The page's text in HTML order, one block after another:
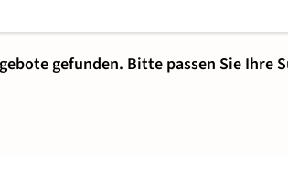
gefunden. Bitte passen Sie Ihre